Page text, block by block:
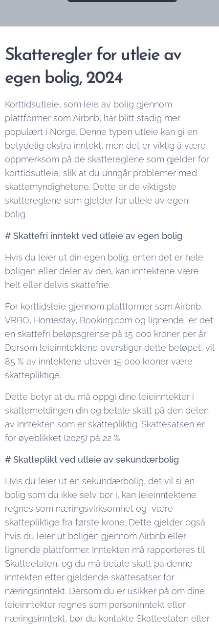
Skatteregler for utleie av
egen bolig, 2024
Korttidsutleie, som leie av bolig gjennom
plattformer som Airbnb, har blitt stadig mer
populært i Norge. Denne typen utleie kan gi en
betydelig ekstra inntekt, men det er viktig å være
oppmerksom på de skattereglene som gjelder for
korttidsutleie, slik at du unngår problemer med
skattemyndighetene. Dette er de viktigste
skattereglene som gjelder for utleie av egen
bolig:
# Skattefri inntekt ved utleie av egen bolig
Hvis du leier ut din egen bolig, enten det er hele
boligen eller deler av den, kan inntektene være
helt eller delvis skattefrie.
For korttidsleie gjennom plattformer som Airbnb,
VRBO, Homestay, Booking.com og lignende er det
en skattefri beløpsgrense på 15 000 kroner per år.
Dersom leieinntektene overstiger dette beløpet, vil
85 % av inntektene utover 15 000 kroner være
skattepliktige.
Dette betyr at du må oppgi dine leieinntekter i
skattemeldingen din og betale skatt på den delen
av inntekten som er skattepliktig. Skattesatsen er
for øyeblikket (2025) på 22 %.
# Skatteplikt ved utleie av sekundærbolig
Hvis du leier ut en sekundærbolig, det vil si en
bolig som du ikke selv bor i, kan leieinntektene
regnes som næringsvirksomhet og være
skattepliktige fra første krone. Dette gjelder også
hvis du leier ut boligen gjennom Airbnb eller
lignende plattformer. Inntekten må rapporteres til
Skatteetaten, og du må betale skatt på denne
inntekten etter gjeldende skattesatser for
næringsinntekt. Dersom du er usikker på om dine
leieinntekter regnes som personinntekt eller
næringsinntekt, bør du kontakte Skatteetaten eller